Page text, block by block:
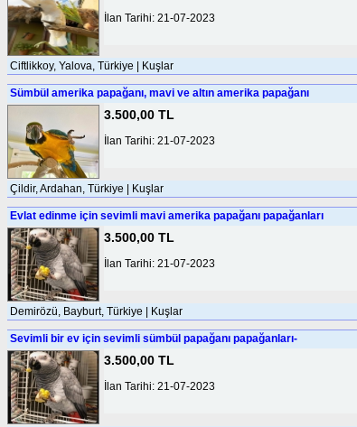
İlan Tarihi: 21-07-2023
Ciftlikkoy, Yalova, Türkiye | Kuşlar
Sümbül amerika papağanı, mavi ve altın amerika papağanı
3.500,00 TL
İlan Tarihi: 21-07-2023
Çildir, Ardahan, Türkiye | Kuşlar
Evlat edinme için sevimli mavi amerika papağanı papağanları
3.500,00 TL
İlan Tarihi: 21-07-2023
Demirözü, Bayburt, Türkiye | Kuşlar
Sevimli bir ev için sevimli sümbül papağanı papağanları-
3.500,00 TL
İlan Tarihi: 21-07-2023